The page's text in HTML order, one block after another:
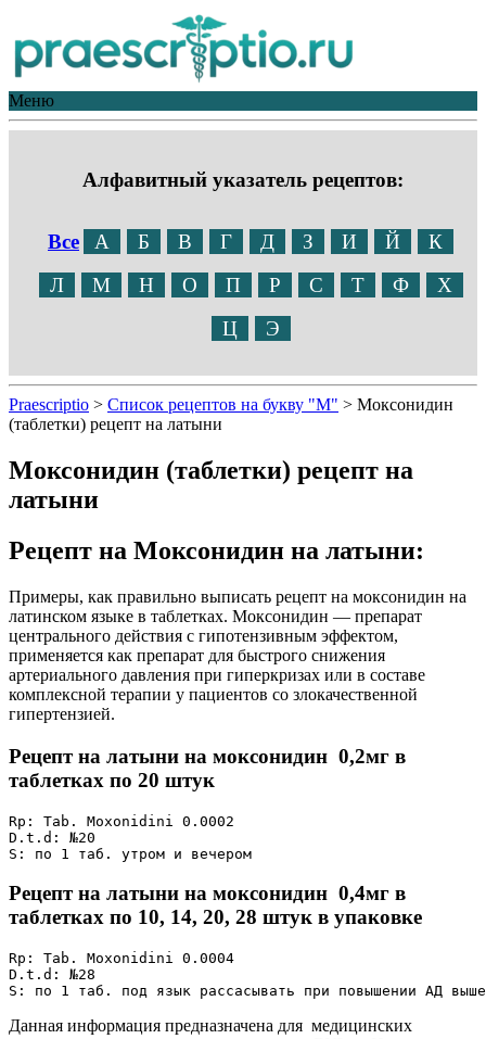
Меню
Алфавитный указатель рецептов:
Все А Б В Г Д З И Й
К
Л
М Н О П Р С Т Ф
Х
Ц
Э
Praescriptio > Список рецептов на букву "М" > Моксонидин
(таблетки) рецепт на латыни
Моксонидин (таблетки) рецепт на
латыни
Рецепт на Моксонидин на латыни:
Примеры, как правильно выписать рецепт на моксонидин на
латинском языке в таблетках. Моксонидин — препарат
центрального действия с гипотензивным эффектом,
применяется как препарат для быстрого снижения
артериального давления при гиперкризах или в составе
комплексной терапии у пациентов со злокачественной
гипертензией.
Рецепт на латыни на моксонидин 0,2мг в
таблетках по 20 штук
Rp: Tab. Moxonidini 0.0002
D.t.d: №20
S: по 1 таб. утром и вечером
Рецепт на латыни на моксонидин 0,4мг в
таблетках по 10, 14, 20, 28 штук в упаковке
Rp: Tab. Moxonidini 0.0004
D.t.d: №28
S: по 1 таб. под язык рассасывать при повышении АД
Данная информация предназначена для медицинских